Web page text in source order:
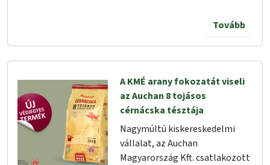
Tovább
A KMÉ arany fokozatát viseli
az Auchan 8 tojásos
cérnácska tésztája
Nagymúltú kiskereskedelmi
vállalat, az Auchan
Magyarország Kft. csatlakozott